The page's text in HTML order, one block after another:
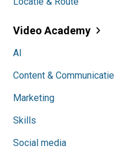
Video Academy
AI
Content & Communicatie
Marketing
Skills
Social media